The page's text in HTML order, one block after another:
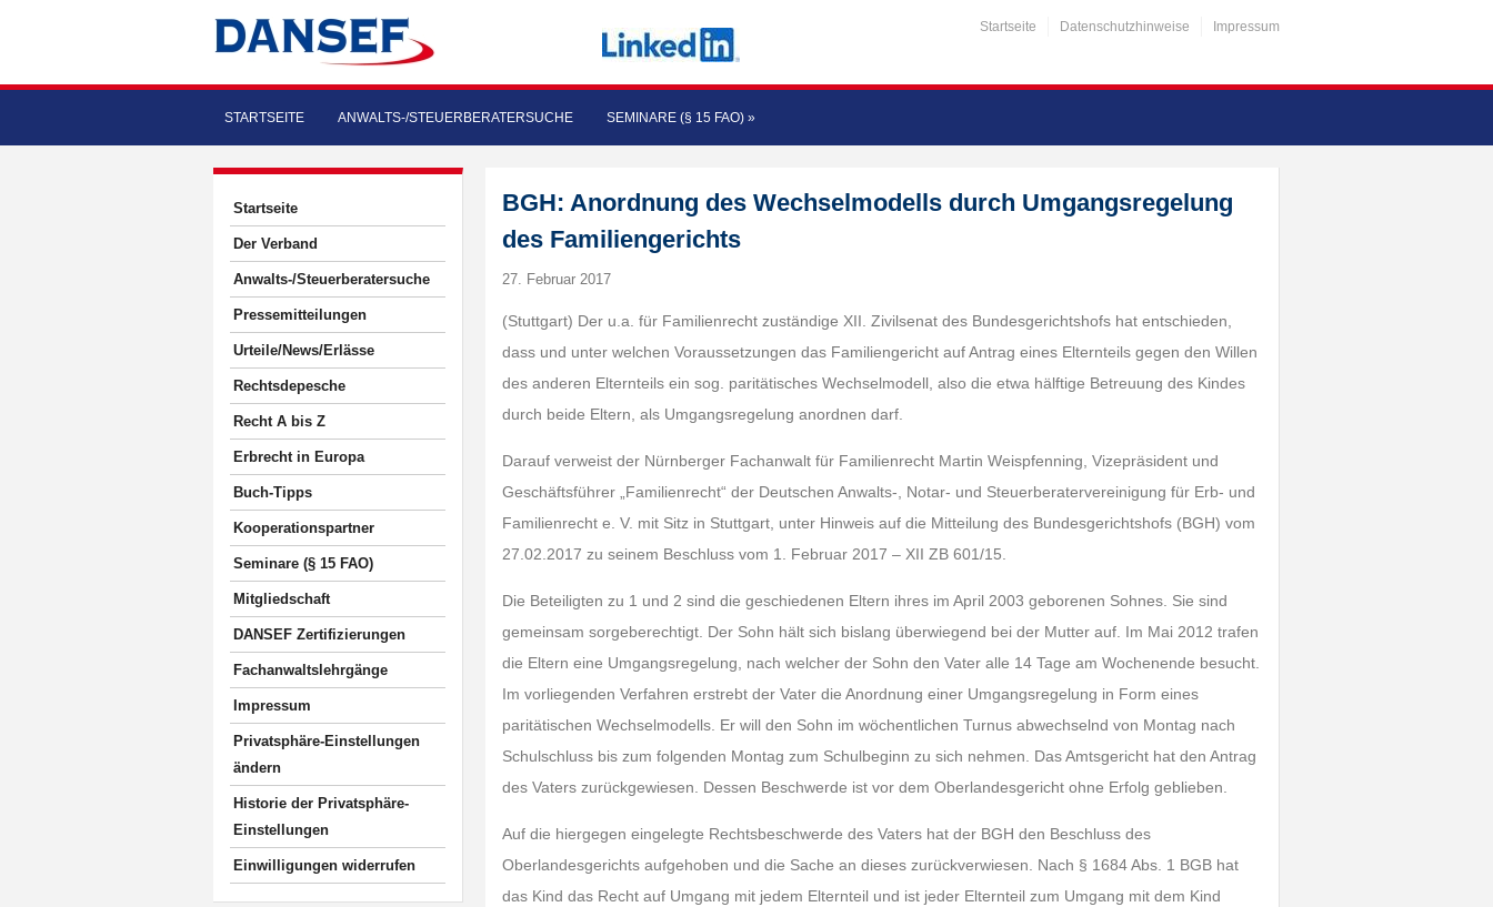
Startseite Datenschutzhinweise Impressum
STARTSEITE ANWALTS-/STEUERBERATERSUCHE SEMINARE (§ 15 FAO) »
Startseite
Der Verband
Anwalts-/Steuerberatersuche
Pressemitteilungen
Urteile/News/Erlässe
Rechtsdepesche
Recht A bis Z
Erbrecht in Europa
Buch-Tipps
Kooperationspartner
Seminare (§ 15 FAO)
Mitgliedschaft
DANSEF Zertifizierungen
Fachanwaltslehrgänge
Impressum
Privatsphäre-Einstellungen
ändern
Historie der Privatsphäre-
Einstellungen
Einwilligungen widerrufen
BGH: Anordnung des Wechselmodells durch Umgangsregelung
des Familiengerichts
27. Februar 2017
(Stuttgart) Der u.a. für Familienrecht zuständige XII. Zivilsenat des Bundesgerichtshofs hat entschieden,
dass und unter welchen Voraussetzungen das Familiengericht auf Antrag eines Elternteils gegen den Willen
des anderen Elternteils ein sog. paritätisches Wechselmodell, also die etwa hälftige Betreuung des Kindes
durch beide Eltern, als Umgangsregelung anordnen darf.
Darauf verweist der Nürnberger Fachanwalt für Familienrecht Martin Weispfenning, Vizepräsident und
Geschäftsführer „Familienrecht“ der Deutschen Anwalts-, Notar- und Steuerberatervereinigung für Erb- und
Familienrecht e. V. mit Sitz in Stuttgart, unter Hinweis auf die Mitteilung des Bundesgerichtshofs (BGH) vom
27.02.2017 zu seinem Beschluss vom 1. Februar 2017 – XII ZB 601/15.
Die Beteiligten zu 1 und 2 sind die geschiedenen Eltern ihres im April 2003 geborenen Sohnes. Sie sind
gemeinsam sorgeberechtigt. Der Sohn hält sich bislang überwiegend bei der Mutter auf. Im Mai 2012 trafen
die Eltern eine Umgangsregelung, nach welcher der Sohn den Vater alle 14 Tage am Wochenende besucht.
Im vorliegenden Verfahren erstrebt der Vater die Anordnung einer Umgangsregelung in Form eines
paritätischen Wechselmodells. Er will den Sohn im wöchentlichen Turnus abwechselnd von Montag nach
Schulschluss bis zum folgenden Montag zum Schulbeginn zu sich nehmen. Das Amtsgericht hat den Antrag
des Vaters zurückgewiesen. Dessen Beschwerde ist vor dem Oberlandesgericht ohne Erfolg geblieben.
Auf die hiergegen eingelegte Rechtsbeschwerde des Vaters hat der BGH den Beschluss des
Oberlandesgerichts aufgehoben und die Sache an dieses zurückverwiesen. Nach § 1684 Abs. 1 BGB hat
das Kind das Recht auf Umgang mit jedem Elternteil und ist jeder Elternteil zum Umgang mit dem Kind